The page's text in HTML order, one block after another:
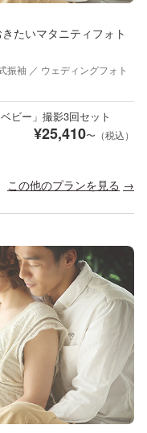
たいマタニティフォト
振袖 ／ ウェディングフォト
ビー」撮影3回セット
¥25,410〜（税込）
この他のプランを見る